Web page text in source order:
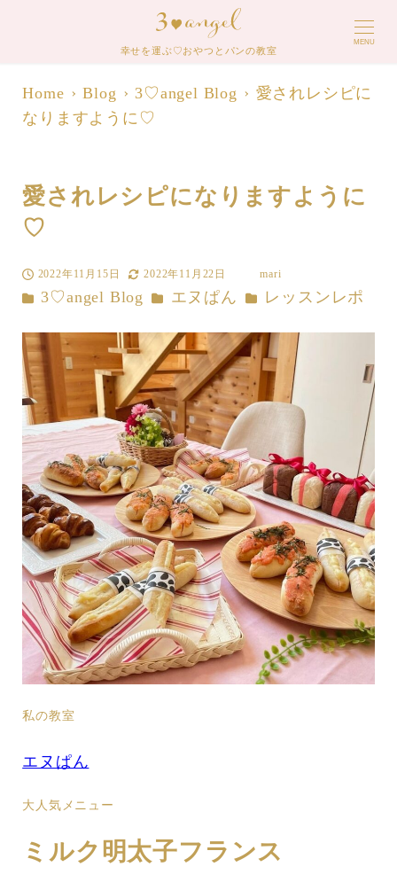
幸せを運ぶ♡おやつとパンの教室
MENU
Home Blog 3♡angel Blog
愛されレシピに
なりますように♡
愛されレシピになりますように
♡
投稿日
2022年11月15日
更新日
2022年11月22日
者
mari
カテゴリー
3♡angel Blog カテゴリー
エヌぱん カテゴリー
レッスンレポ
私の教室
エヌぱん
大人気メニュー
ミルク明太子フランス